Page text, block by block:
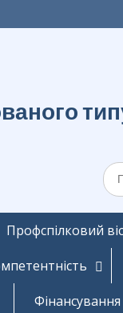
Профспілковий
Фінансування